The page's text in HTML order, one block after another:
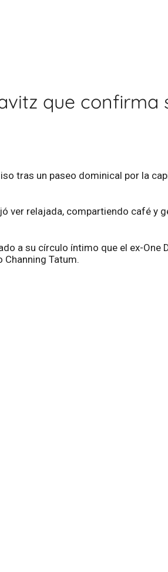
que confirma
tras un paseo dominical por la
ver relajada, compartiendo café y
a su círculo íntimo que el ex-One
Tatum.